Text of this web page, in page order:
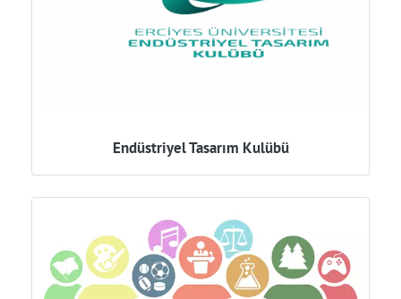
Endüstriyel Tasarım Kulübü